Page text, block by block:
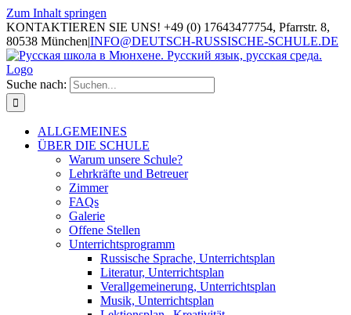
Zum Inhalt springen
KONTAKTIEREN SIE UNS! +49 (0) 17643477754, Pfarrstr. 8,
80538 München|INFO@DEUTSCH-RUSSISCHE-SCHULE.DE
Suche nach:
ALLGEMEINES
ÜBER DIE SCHULE
Warum unsere Schule?
Lehrkräfte und Betreuer
Zimmer
FAQs
Galerie
Offene Stellen
Unterrichtsprogramm
Russische Sprache, Unterrichtsplan
Literatur, Unterrichtsplan
Verallgemeinerung, Unterrichtsplan
Musik, Unterrichtsplan